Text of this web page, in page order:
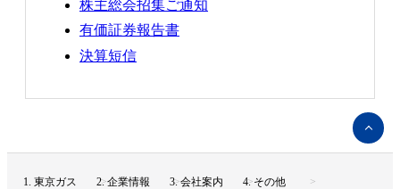
株主総会招集ご通知
有価証券報告書
決算短信
ペ
ー
ジ
東京ガス 企業情報 会社案内
その他